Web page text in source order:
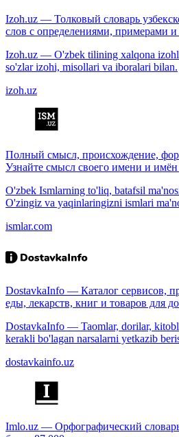
Izoh.uz — Толковый словарь
слов с определениями, примерами и
Izoh.uz — O'zbek tilining xalqona
so'zlar izohi, misollari va iboralari bilan.
izoh.uz
Полный смысл, происхождение,
Узнайте смысл своего имени и имён
O'zbek Ismlarning to'liq, batafsil
O'zingiz va yaqinlaringizni ismlari
ismlar.com
DostavkaInfo — Каталог сервисов,
еды, лекарств, книг и товаров для
DostavkaInfo — Taomlar, dorilar,
kerakli bo'lagan narsalarni yetkazib
dostavkainfo.uz
Imlo.uz — Орфографический словарь